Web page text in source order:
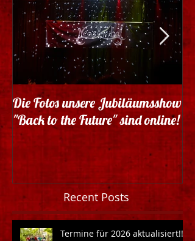
Die Fotos unsere Jubiläumsshow
"Back to the Future" sind online!
Recent Posts
Termine für 2026 aktualisiert!!!